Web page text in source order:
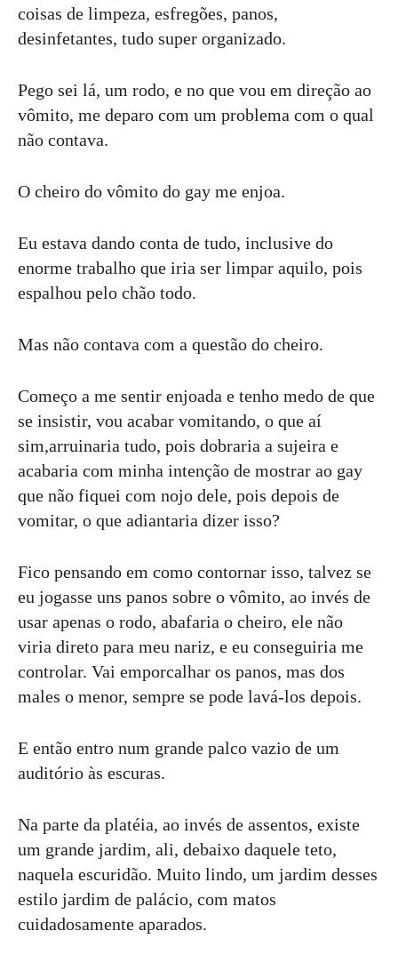
coisas de limpeza, esfregões, panos,
desinfetantes, tudo super organizado.
Pego sei lá, um rodo, e no que vou em direção ao
vômito, me deparo com um problema com o qual
não contava.
O cheiro do vômito do gay me enjoa.
Eu estava dando conta de tudo, inclusive do
enorme trabalho que iria ser limpar aquilo, pois
espalhou pelo chão todo.
Mas não contava com a questão do cheiro.
Começo a me sentir enjoada e tenho medo de que
se insistir, vou acabar vomitando, o que aí
sim,arruinaria tudo, pois dobraria a sujeira e
acabaria com minha intenção de mostrar ao gay
que não fiquei com nojo dele, pois depois de
vomitar, o que adiantaria dizer isso?
Fico pensando em como contornar isso, talvez se
eu jogasse uns panos sobre o vômito, ao invés de
usar apenas o rodo, abafaria o cheiro, ele não
viria direto para meu nariz, e eu conseguiria me
controlar. Vai emporcalhar os panos, mas dos
males o menor, sempre se pode lavá-los depois.
E então entro num grande palco vazio de um
auditório às escuras.
Na parte da platéia, ao invés de assentos, existe
um grande jardim, ali, debaixo daquele teto,
naquela escuridão. Muito lindo, um jardim desses
estilo jardim de palácio, com matos
cuidadosamente aparados.